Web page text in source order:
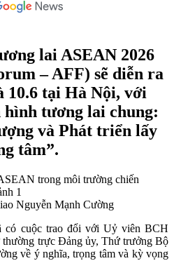
lai ASEAN 2026
– AFF) sẽ diễn ra
10.6 tại Hà Nội, với
hình tương lai chung:
và Phát triển lấy
tâm”.
Nguyễn Mạnh Cường
có cuộc trao đổi với Uỷ viên BCH
trực Đảng ủy, Thứ trưởng Bộ
về ý nghĩa, trọng tâm và kỳ vọng